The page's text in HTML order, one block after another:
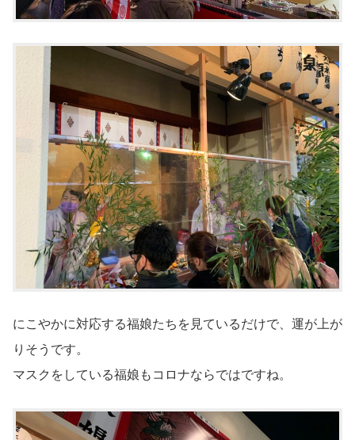
にこやかに対応する福娘たちを見ているだけで、運が上が
りそうです。
マスクをしている福娘もコロナならではですね。